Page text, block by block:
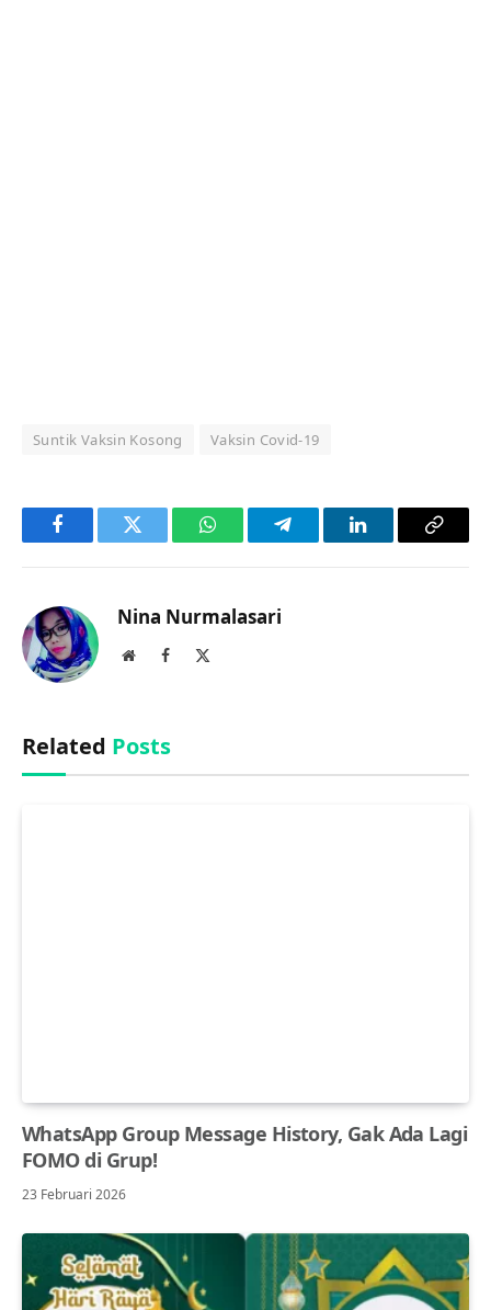
Suntik Vaksin Kosong Vaksin Covid-19
FacebookTwitter WhatsAppTelegramLinkedInCopy
Nina Nurmalasari
WebsiteFacebook
Related Posts
WhatsApp Group Message History, Gak Ada Lagi
FOMO di Grup!
23 Februari 2026